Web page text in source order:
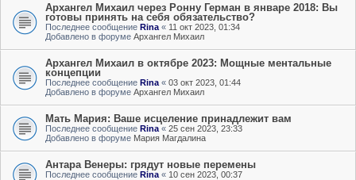
Архангел Михаил через Ронну Герман в январе 2018: Вы
готовы принять на себя обязательство?
Последнее сообщение Rina « 11 окт 2023, 01:34
Добавлено в форуме Архангел Михаил
Архангел Михаил в октябре 2023: Мощные ментальные
концепции
Последнее сообщение Rina « 03 окт 2023, 01:44
Добавлено в форуме Архангел Михаил
Мать Мария: Ваше исцеление принадлежит вам
Последнее сообщение Rina « 25 сен 2023, 23:33
Добавлено в форуме Мария Магдалина
Антара Венеры: грядут новые перемены
Последнее сообщение Rina « 10 сен 2023, 00:37